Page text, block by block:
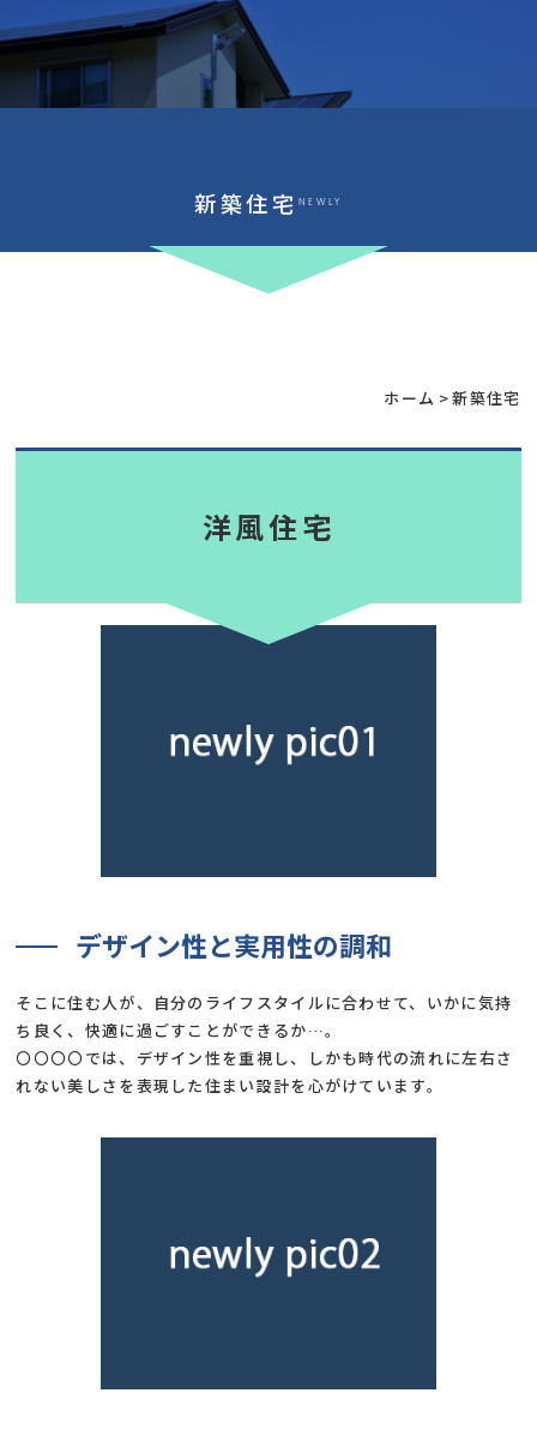
新築住宅 NEWLY
ホーム >新築住宅
洋風住宅
デザイン性と実用性の調和
そこに住む人が、自分のライフスタイルに合わせて、いかに気持
ち良く、快適に過ごすことができるか…。
〇〇〇〇では、デザイン性を重視し、しかも時代の流れに左右さ
れない美しさを表現した住まい設計を心がけています。